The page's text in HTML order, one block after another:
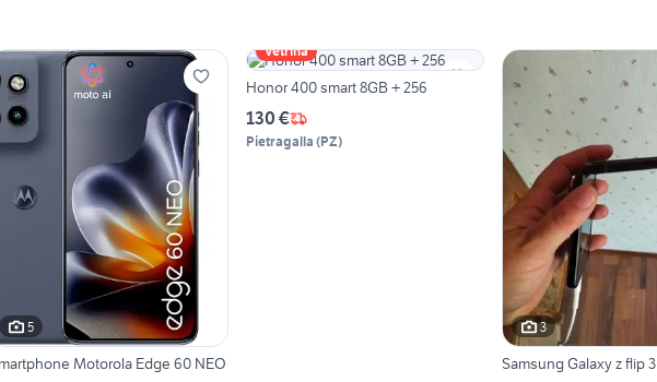
5
Motorola Edge 60 NEO
Vetrina
Honor 400 smart 8GB + 256
130 €
Pietragalla (PZ)
3
Samsung Galaxy z flip 3